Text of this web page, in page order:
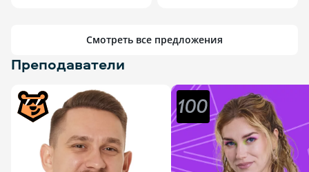
Смотреть все предложения
Преподаватели